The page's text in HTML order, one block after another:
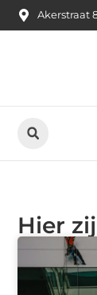
Akerstraat
Hier